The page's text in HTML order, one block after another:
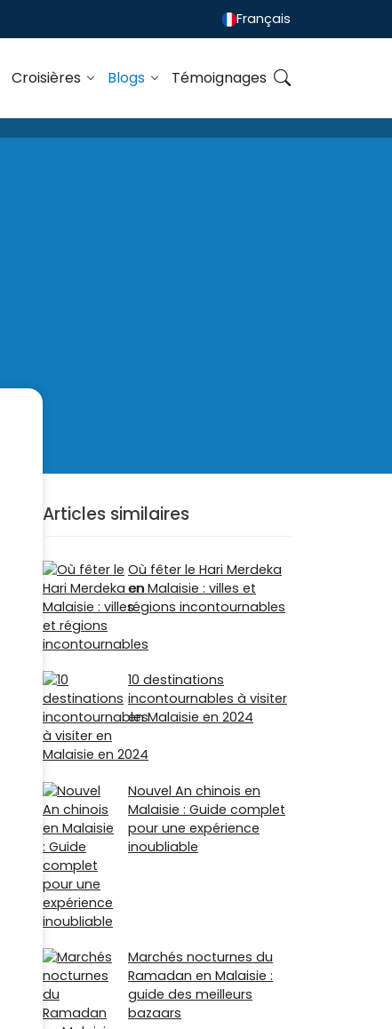
Français
Croisières Blogs Témoignages
Articles similaires
Où fêter le Hari Merdeka
en Malaisie : villes et
régions incontournables
10 destinations
incontournables à visiter
en Malaisie en 2024
Nouvel An chinois en
Malaisie : Guide complet
pour une expérience
inoubliable
Marchés nocturnes du
Ramadan en Malaisie :
guide des meilleurs
bazaars